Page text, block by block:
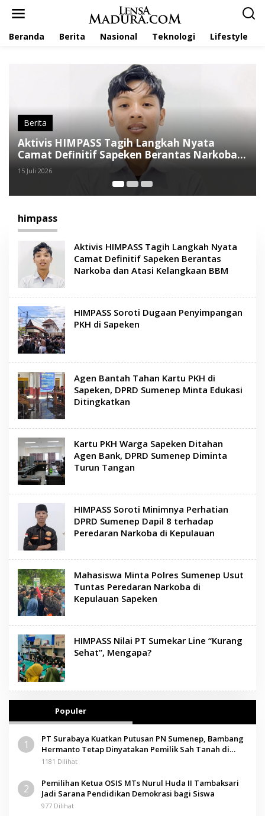
Beranda Berita Nasional Teknologi Lifestyle
Berita
HIMPASS Soroti Dugaan Penyimpangan PKH
di Sapeken
21 Januari 2026
himpass
Aktivis HIMPASS Tagih Langkah Nyata
Camat Definitif Sapeken Berantas
Narkoba dan Atasi Kelangkaan BBM
HIMPASS Soroti Dugaan Penyimpangan
PKH di Sapeken
Agen Bantah Tahan Kartu PKH di
Sapeken, DPRD Sumenep Minta Edukasi
Ditingkatkan
Kartu PKH Warga Sapeken Ditahan
Agen Bank, DPRD Sumenep Diminta
Turun Tangan
HIMPASS Soroti Minimnya Perhatian
DPRD Sumenep Dapil 8 terhadap
Peredaran Narkoba di Kepulauan
Mahasiswa Minta Polres Sumenep Usut
Tuntas Peredaran Narkoba di
Kepulauan Sapeken
HIMPASS Nilai PT Sumekar Line “Kurang
Sehat”, Mengapa?
Populer
1
PT Surabaya Kuatkan Putusan PN Sumenep, Bambang
Hermanto Tetap Dinyatakan Pemilik Sah Tanah di
Pamolokan
1181 Dilihat
2
Pemilihan Ketua OSIS MTs Nurul Huda II Tambaksari
Jadi Sarana Pendidikan Demokrasi bagi Siswa
977 Dilihat